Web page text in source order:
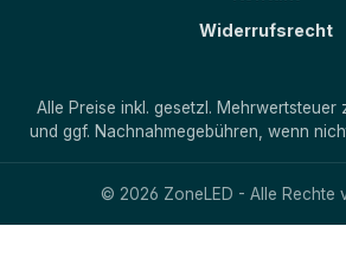
Widerrufsrecht
Alle Preise inkl. gesetzl. Mehrwertsteuer
und ggf. Nachnahmegebühren, wenn
© 2026 ZoneLED - Alle Rechte